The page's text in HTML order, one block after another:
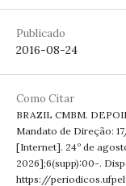
Publicado
2016-08-24
Como Citar
BRAZIL CMBM.
Mandato de Direção:
[Internet]. 24º de
2026];6(supp):00-.
https://